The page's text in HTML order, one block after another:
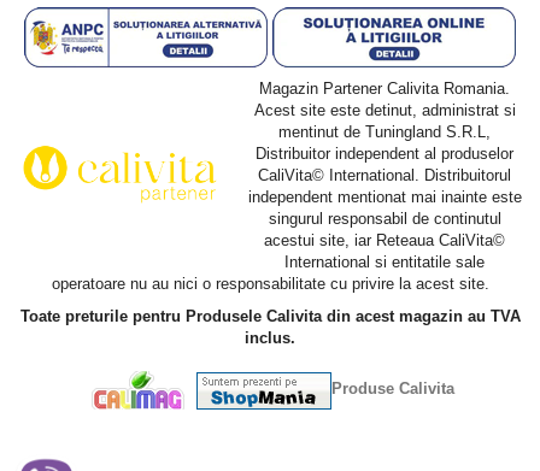
Magazin Partener Calivita Romania.
Acest site este detinut, administrat si
mentinut de Tuningland S.R.L,
Distribuitor independent al produselor
CaliVita© International. Distribuitorul
independent mentionat mai inainte este
singurul responsabil de continutul
acestui site, iar Reteaua CaliVita©
International si entitatile sale
operatoare nu au nici o responsabilitate cu privire la acest site.
Toate preturile pentru Produsele Calivita din acest magazin au TVA
inclus.
Produse Calivita